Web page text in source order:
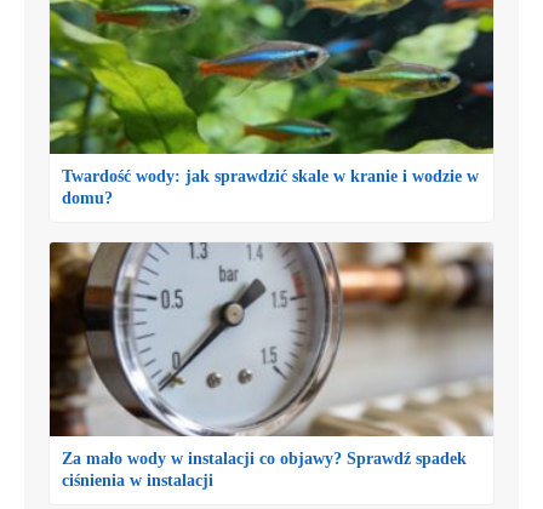
Twardość wody: jak sprawdzić skale w kranie i wodzie w
domu?
Za mało wody w instalacji co objawy? Sprawdź spadek
ciśnienia w instalacji